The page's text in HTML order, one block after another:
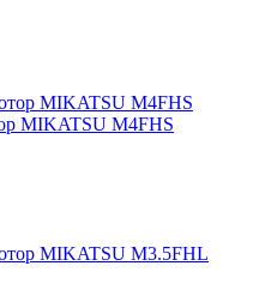
MIKATSU M4FHS